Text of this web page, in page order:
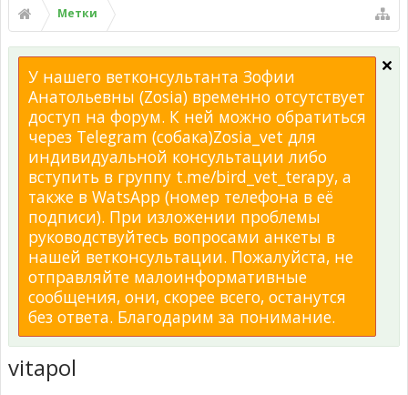
Метки
У нашего ветконсультанта Зофии
Анатольевны (Zosia) временно отсутствует
доступ на форум. К ней можно обратиться
через Telegram (собака)Zosia_vet для
индивидуальной консультации либо
вступить в группу t.me/bird_vet_terapy, а
также в WatsApp (номер телефона в её
подписи). При изложении проблемы
руководствуйтесь вопросами анкеты в
нашей ветконсультации. Пожалуйста, не
отправляйте малоинформативные
сообщения, они, скорее всего, останутся
без ответа. Благодарим за понимание.
vitapol